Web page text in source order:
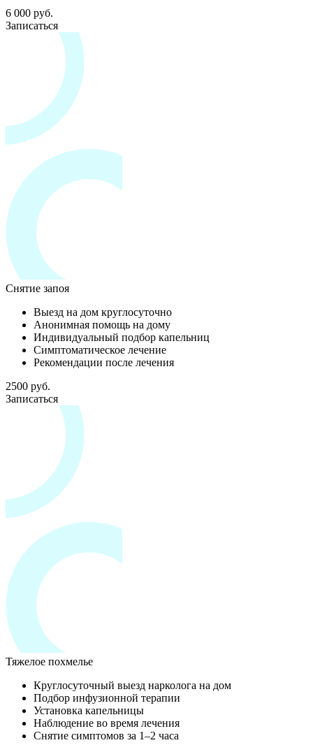
6 000 руб.
Записаться
Снятие запоя
Выезд на дом круглосуточно
Анонимная помощь на дому
Индивидуальный подбор капельниц
Симптоматическое лечение
Рекомендации после лечения
2500 руб.
Записаться
Тяжелое похмелье
Круглосуточный выезд нарколога на дом
Подбор инфузионной терапии
Установка капельницы
Наблюдение во время лечения
Снятие симптомов за 1–2 часа